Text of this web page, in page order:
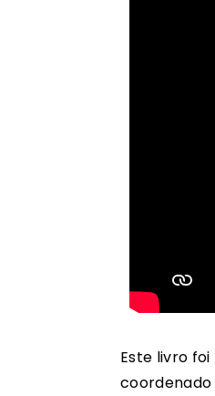
Este livro
coordenado